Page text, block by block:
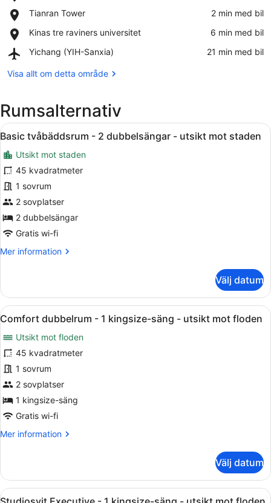
Plaza
Tianran Tower
Place,
Tower
‪2 min med bil‬
Kinas tre raviners universitet
Place,
tre
universitet
‪6 min med bil‬
Yichang (YIH-Sanxia)
Airport,
(YIH-
‪21 min med bil‬
Visa allt om detta område
Rumsalternativ
Öppna
alla
foton
för
Basic
tvåbäddsrum
-
2
dubbelsängar
-
staden
Ett modernt hotellrum med en
5
Basic tvåbäddsrum - 2 dubbelsängar - utsikt mot staden
Utsikt mot staden
45 kvadratmeter
1 sovrum
2 sovplatser
2 dubbelsängar
Gratis wi-fi
Mer information
Mer
tvåbäddsrum
2
utsikt
mot
staden
Välj datum
Öppna
alla
foton
för
Comfort
dubbelrum
-
kingsize-
säng
mot
floden
Ett modernt hotellrum med en
6
Comfort dubbelrum - 1 kingsize-säng - utsikt mot floden
Utsikt mot floden
45 kvadratmeter
1 sovrum
2 sovplatser
1 kingsize-säng
Gratis wi-fi
Mer information
Mer
dubbelrum
1
Välj datum
Öppna
Ett modernt hotellrum med en
6